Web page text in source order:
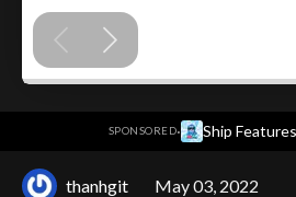
SPONSORED· Ship
thanhgit May 03, 2022